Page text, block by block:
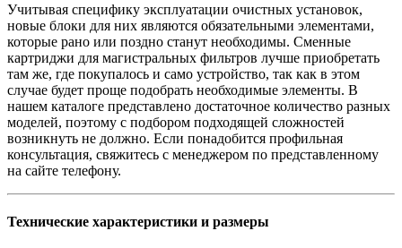
Учитывая специфику эксплуатации очистных установок,
новые блоки для них являются обязательными элементами,
которые рано или поздно станут необходимы. Сменные
картриджи для магистральных фильтров лучше приобретать
там же, где покупалось и само устройство, так как в этом
случае будет проще подобрать необходимые элементы. В
нашем каталоге представлено достаточное количество разных
моделей, поэтому с подбором подходящей сложностей
возникнуть не должно. Если понадобится профильная
консультация, свяжитесь с менеджером по представленному
на сайте телефону.
Технические характеристики и размеры